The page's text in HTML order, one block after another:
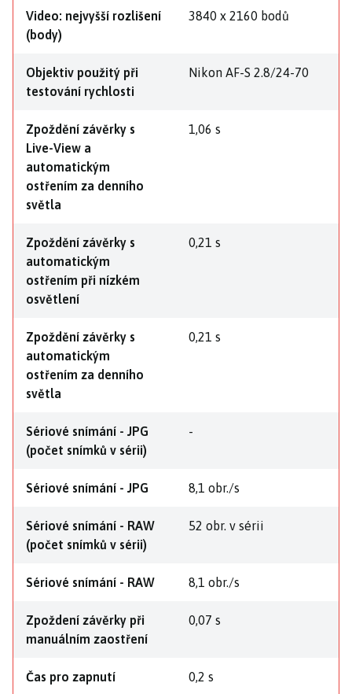
Video: nejvyšší rozlišení
(body)
3840 x 2160 bodů
Objektiv použitý při
testování rychlosti
Nikon AF-S 2.8/24-70
Zpoždění závěrky s
Live-View a
automatickým
ostřením za denního
světla
1,06 s
Zpoždění závěrky s
automatickým
ostřením při nízkém
osvětlení
0,21 s
Zpoždění závěrky s
automatickým
ostřením za denního
světla
0,21 s
Sériové snímání - JPG
(počet snímků v sérii)
-
Sériové snímání - JPG 8,1 obr./s
Sériové snímání - RAW
(počet snímků v sérii)
52 obr. v sérii
Sériové snímání - RAW 8,1 obr./s
Zpoždení závěrky při
manuálním zaostření
0,07 s
Čas pro zapnutí 0,2 s